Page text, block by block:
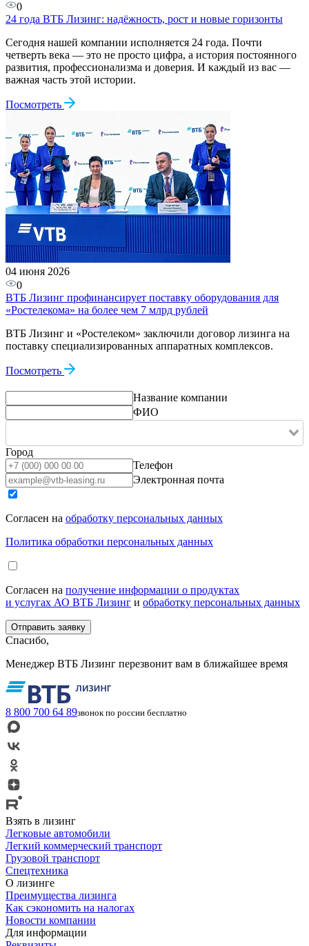
0
24 года ВТБ Лизинг: надёжность, рост и новые горизонты
Сегодня нашей компании исполняется 24 года. Почти
четверть века — это не просто цифра, а история постоянного
развития, профессионализма и доверия. И каждый из вас —
важная часть этой истории.
Посмотреть
04 июня 2026
0
ВТБ Лизинг профинансирует поставку оборудования для
«Ростелекома» на более чем 7 млрд рублей
ВТБ Лизинг и «Ростелеком» заключили договор лизинга на
поставку специализированных аппаратных комплексов.
Посмотреть
Название компании
ФИО
Город
Телефон
Электронная почта
Согласен на обработку персональных данных
Политика обработки персональных данных
Согласен на получение информации о продуктах
и услугах АО ВТБ Лизинг и обработку персональных данных
Спасибо,
Менеджер ВТБ Лизинг перезвонит вам в ближайшее время
8 800 700 64 89звонок по россии бесплатно
Взять в лизинг
Легковые автомобили
Легкий коммерческий транспорт
Грузовой транспорт
Спецтехника
О лизинге
Преимущества лизинга
Как сэкономить на налогах
Новости компании
Для информации